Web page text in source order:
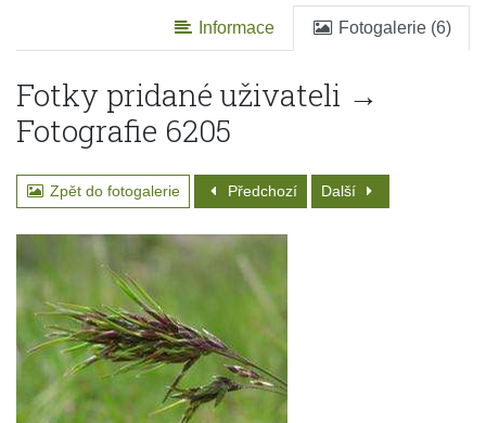
Informace Fotogalerie (6)
Fotky pridané uživateli →
Fotografie 6205
Zpět do fotogalerie Předchozí Další